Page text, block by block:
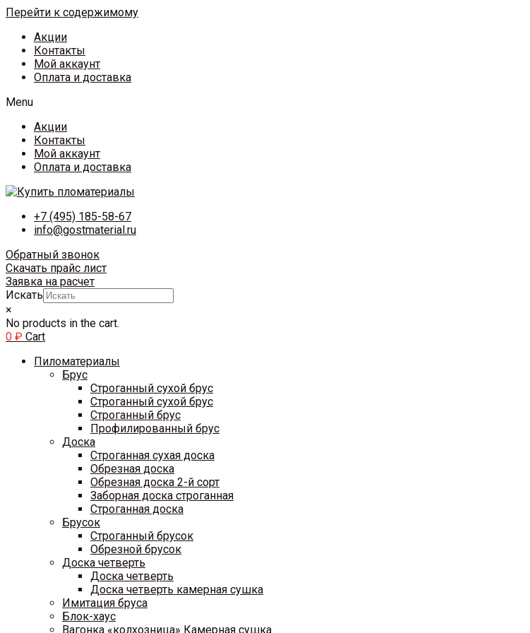
Перейти к содержимому
Акции
Контакты
Мой аккаунт
Оплата и доставка
Menu
Акции
Контакты
Мой аккаунт
Оплата и доставка
+7 (495) 185-58-67
info@gostmaterial.ru
Обратный звонок
Скачать прайс лист
Заявка на расчет
Искать
×
No products in the cart.
0 ₽ Cart
Пиломатериалы
Брус
Строганный сухой брус
Строганный сухой брус
Строганный брус
Профилированный брус
Доска
Строганная сухая доска
Обрезная доска
Обрезная доска 2-й сорт
Заборная доска строганная
Строганная доска
Брусок
Строганный брусок
Обрезной брусок
Доска четверть
Доска четверть
Доска четверть камерная сушка
Имитация бруса
Блок-хаус
Вагонка «колхозница» Камерная сушка